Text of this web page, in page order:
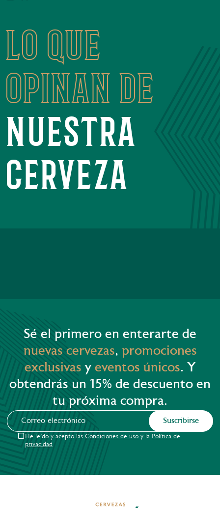
lo que
opinan de
nuestra
cerveza
Sé el primero en enterarte de
nuevas cervezas, promociones
exclusivas y eventos únicos. Y
obtendrás un 15% de descuento en
tu próxima compra.
Suscribirse
He leído y acepto las Condiciones de uso y la Política de
privacidad